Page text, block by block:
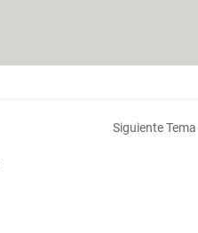
Siguiente Tema